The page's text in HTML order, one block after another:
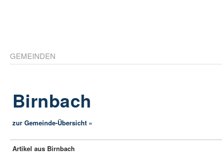
GEMEINDEN
Birnbach
zur Gemeinde-Übersicht »
Artikel aus Birnbach